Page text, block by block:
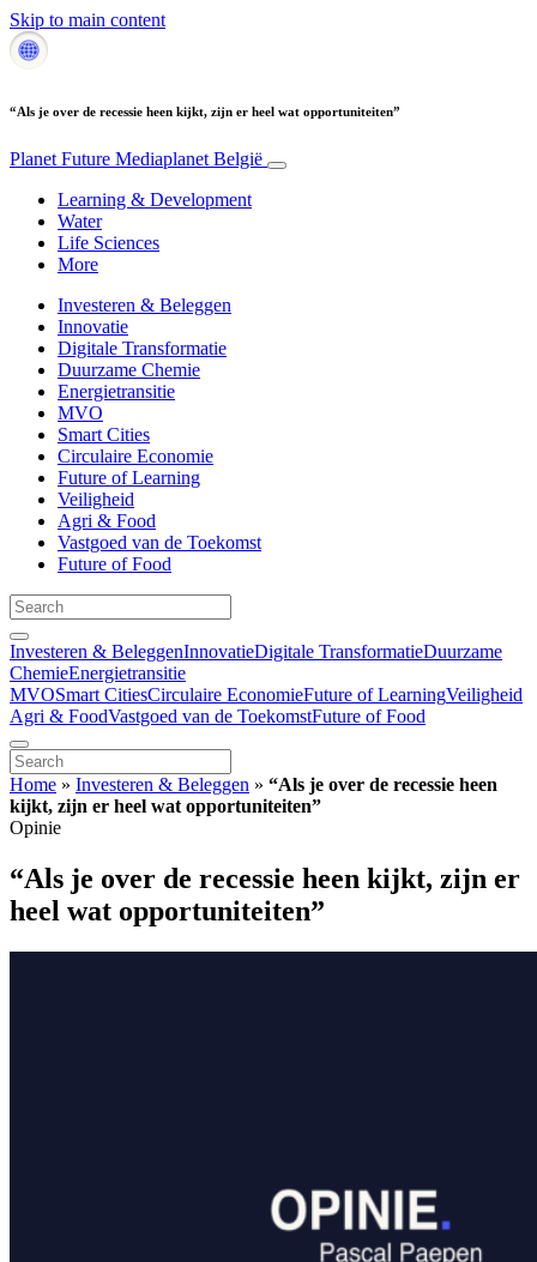
Skip to main content
“Als je over de recessie heen kijkt, zijn er heel wat opportuniteiten”
Planet Future Mediaplanet België
Learning & Development
Water
Life Sciences
More
Investeren & Beleggen
Innovatie
Digitale Transformatie
Duurzame Chemie
Energietransitie
MVO
Smart Cities
Circulaire Economie
Future of Learning
Veiligheid
Agri & Food
Vastgoed van de Toekomst
Future of Food
Investeren & BeleggenInnovatieDigitale TransformatieDuurzame
ChemieEnergietransitie
MVOSmart CitiesCirculaire EconomieFuture of LearningVeiligheid
Agri & FoodVastgoed van de ToekomstFuture of Food
Home » Investeren & Beleggen » “Als je over de recessie heen
kijkt, zijn er heel wat opportuniteiten”
Opinie
“Als je over de recessie heen kijkt, zijn er
heel wat opportuniteiten”